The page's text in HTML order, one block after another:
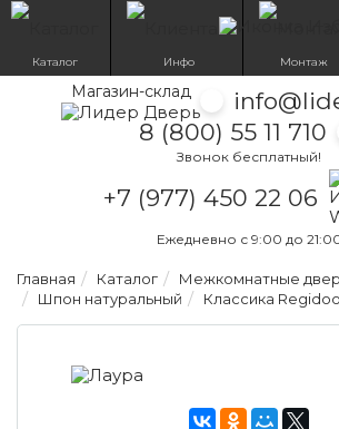
Магазин-склад
8 (800) 55 11 710
Звонок бесплатный!
+7 (977) 450 22 06
Ежедневно с 9:00 до
Каталог Инфо Монтаж
Главная Каталог
Межкомнатные
Шпон натуральный
Классика